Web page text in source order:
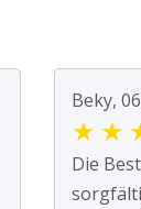
Beky,
★ ★
Die